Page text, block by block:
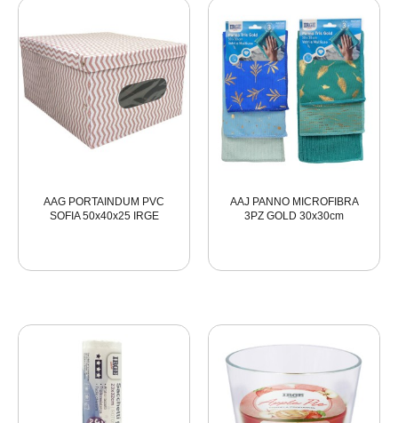
AAG PORTAINDUM PVC
SOFIA 50x40x25 IRGE
AAJ PANNO MICROFIBRA
3PZ GOLD 30x30cm